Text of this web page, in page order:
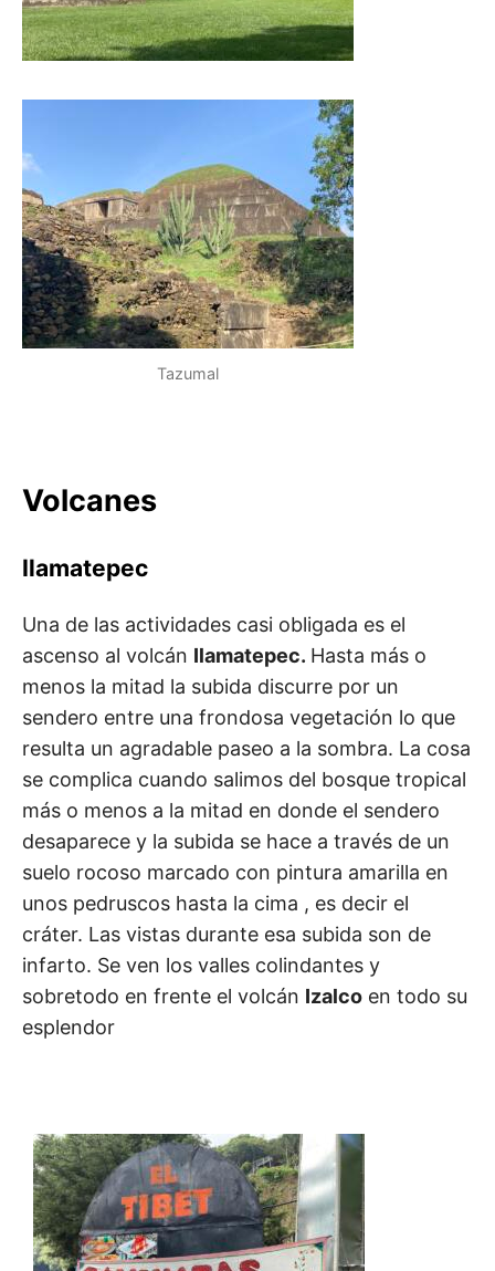
Tazumal
Volcanes
Ilamatepec
Una de las actividades casi obligada es el
ascenso al volcán Ilamatepec. Hasta más o
menos la mitad la subida discurre por un
sendero entre una frondosa vegetación lo que
resulta un agradable paseo a la sombra. La cosa
se complica cuando salimos del bosque tropical
más o menos a la mitad en donde el sendero
desaparece y la subida se hace a través de un
suelo rocoso marcado con pintura amarilla en
unos pedruscos hasta la cima , es decir el
cráter. Las vistas durante esa subida son de
infarto. Se ven los valles colindantes y
sobretodo en frente el volcán Izalco en todo su
esplendor